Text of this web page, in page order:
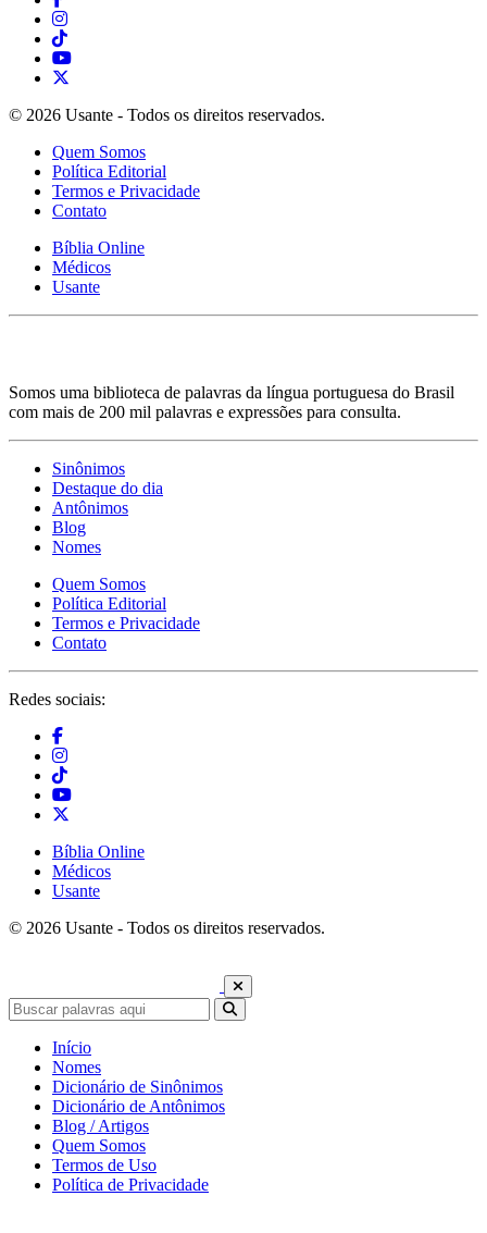
© 2026 Usante - Todos os direitos reservados.
Quem Somos
Política Editorial
Termos e Privacidade
Contato
Bíblia Online
Médicos
Usante
Somos uma biblioteca de palavras da língua portuguesa do Brasil
com mais de 200 mil palavras e expressões para consulta.
Sinônimos
Destaque do dia
Antônimos
Blog
Nomes
Quem Somos
Política Editorial
Termos e Privacidade
Contato
Redes sociais:
Bíblia Online
Médicos
Usante
© 2026 Usante - Todos os direitos reservados.
Início
Nomes
Dicionário de Sinônimos
Dicionário de Antônimos
Blog / Artigos
Quem Somos
Termos de Uso
Política de Privacidade